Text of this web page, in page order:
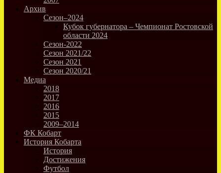
Архив
Сезон–2024
Кубок губернатора – Чемпионат Ростовской
области 2024
Сезон-2022
Сезон 2021/22
Сезон 2021
Сезон 2020/21
Медиа
2018
2017
2016
2015
2009–2014
ФК Кобарт
История Кобарта
История
Достижения
Футбол